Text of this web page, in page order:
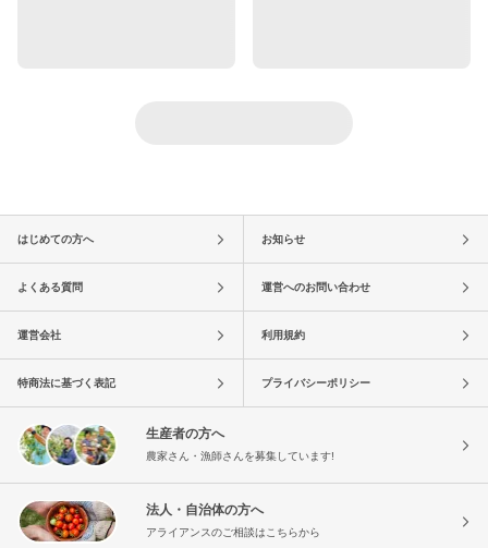
はじめての方へ お知らせ
よくある質問 運営へのお問い合わせ
運営会社 利用規約
特商法に基づく表記 プライバシーポリシー
生産者の方へ
農家さん・漁師さんを募集しています!
法人・自治体の方へ
アライアンスのご相談はこちらから